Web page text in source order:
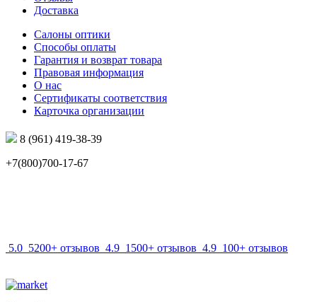
Доставка
Салоны оптики
Способы оплаты
Гарантия и возврат товара
Правовая информация
О нас
Сертификаты соответствия
Карточка организации
8 (961) 419-38-39
+7(800)700-17-67
5.0 5200+ отзывов 4.9 1500+ отзывов 4.9 100+ отзывов